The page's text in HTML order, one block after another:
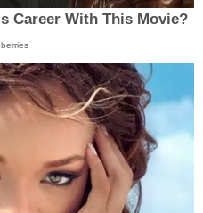
Career With This Movie?